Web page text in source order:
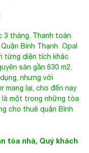
cho thuê quận Bình
tòa nhà, Quý khách
Miễn phí hoàn toàn